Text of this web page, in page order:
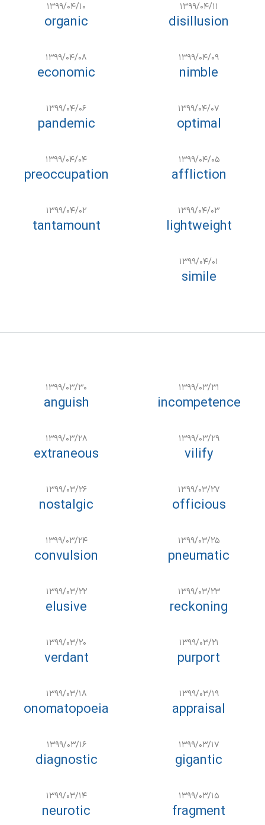
۱۳۹۹/۰۴/۱۱
disillusion
۱۳۹۹/۰۴/۱۰
organic
۱۳۹۹/۰۴/۰۹
nimble
۱۳۹۹/۰۴/۰۸
economic
۱۳۹۹/۰۴/۰۷
optimal
۱۳۹۹/۰۴/۰۶
pandemic
۱۳۹۹/۰۴/۰۵
affliction
۱۳۹۹/۰۴/۰۴
preoccupation
۱۳۹۹/۰۴/۰۳
lightweight
۱۳۹۹/۰۴/۰۲
tantamount
۱۳۹۹/۰۴/۰۱
simile
۱۳۹۹/۰۳/۳۱
incompetence
۱۳۹۹/۰۳/۳۰
anguish
۱۳۹۹/۰۳/۲۹
vilify
۱۳۹۹/۰۳/۲۸
extraneous
۱۳۹۹/۰۳/۲۷
officious
۱۳۹۹/۰۳/۲۶
nostalgic
۱۳۹۹/۰۳/۲۵
pneumatic
۱۳۹۹/۰۳/۲۴
convulsion
۱۳۹۹/۰۳/۲۳
reckoning
۱۳۹۹/۰۳/۲۲
elusive
۱۳۹۹/۰۳/۲۱
purport
۱۳۹۹/۰۳/۲۰
verdant
۱۳۹۹/۰۳/۱۹
appraisal
۱۳۹۹/۰۳/۱۸
onomatopoeia
۱۳۹۹/۰۳/۱۷
gigantic
۱۳۹۹/۰۳/۱۶
diagnostic
۱۳۹۹/۰۳/۱۵
fragment
۱۳۹۹/۰۳/۱۴
neurotic